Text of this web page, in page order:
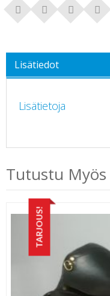
Lisätiedot
Lisätietoja
Tutustu Myös
TARJOUS!